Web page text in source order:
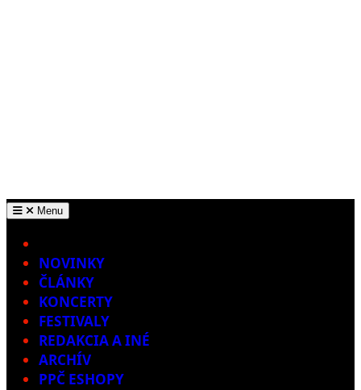
Menu
NOVINKY
ČLÁNKY
KONCERTY
FESTIVALY
REDAKCIA A INÉ
ARCHÍV
PPČ ESHOPY